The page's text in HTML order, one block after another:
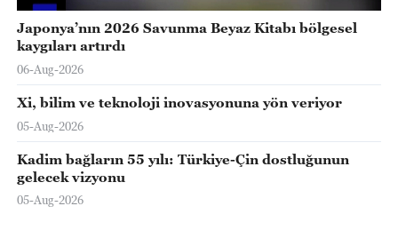
Japonya’nın 2026 Savunma Beyaz Kitabı bölgesel
kaygıları artırdı
06-Aug-2026
Xi, bilim ve teknoloji inovasyonuna yön veriyor
05-Aug-2026
Kadim bağların 55 yılı: Türkiye-Çin dostluğunun
gelecek vizyonu
05-Aug-2026